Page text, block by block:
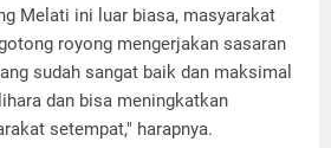
Melati ini luar biasa, masyarakat
royong mengerjakan sasaran
sudah sangat baik dan maksimal
dan bisa meningkatkan
setempat," harapnya.